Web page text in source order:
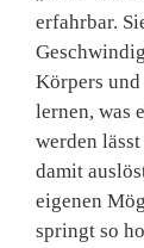
erfahrbar.
Körpers
lernen, was
werden
damit
eigenen
springt so